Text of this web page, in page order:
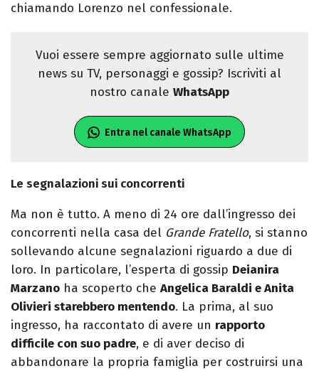
chiamando Lorenzo nel confessionale.
Vuoi essere sempre aggiornato sulle ultime
news su TV, personaggi e gossip? Iscriviti al
nostro canale WhatsApp
Entra nel canale WhatsApp
Le segnalazioni sui concorrenti
Ma non è tutto. A meno di 24 ore dall’ingresso dei
concorrenti nella casa del Grande Fratello, si stanno
sollevando alcune segnalazioni riguardo a due di
loro. In particolare, l’esperta di gossip Deianira
Marzano ha scoperto che Angelica Baraldi e Anita
Olivieri starebbero mentendo. La prima, al suo
ingresso, ha raccontato di avere un rapporto
difficile con suo padre, e di aver deciso di
abbandonare la propria famiglia per costruirsi una